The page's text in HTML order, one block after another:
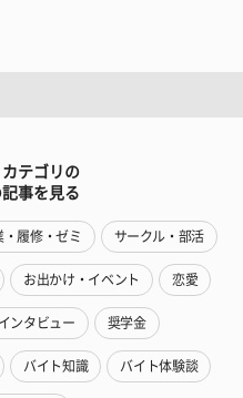
カテゴリの
事を見る
・履修・ゼミ サークル・部活
お出かけ・イベント 恋愛
ンタビュー 奨学金
バイト知識 バイト体験談